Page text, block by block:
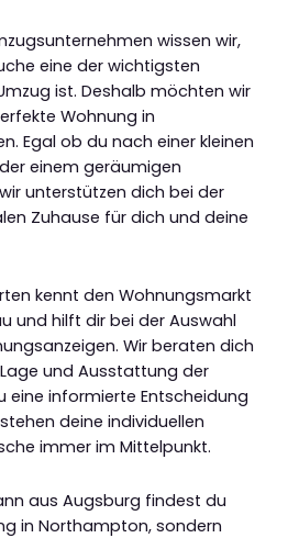
wissen wir,
eine der wichtigsten
ist. Deshalb möchten wir
Wohnung in
Egal ob du nach einer kleinen
einem geräumigen
unterstützen dich bei der
Zuhause für dich und deine
kennt den Wohnungsmarkt
und hilft dir bei der Auswahl
Wir beraten dich
und Ausstattung der
eine informierte Entscheidung
deine individuellen
immer im Mittelpunkt.
aus Augsburg findest du
in Northampton, sondern